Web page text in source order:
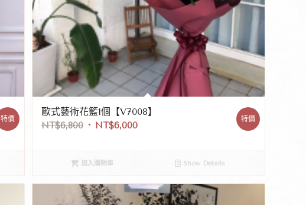
特價
歐式藝術花籃1個【V7008】
NT$6,800 NT$6,000
特價
加入購物車 Show Details